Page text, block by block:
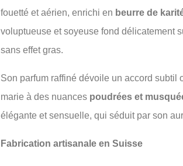
fouetté et aérien, enrichi en beurre de
voluptueuse et soyeuse fond délicatement
sans effet gras.
Son parfum raffiné dévoile un accord subtil
marie à des nuances poudrées et
élégante et sensuelle, qui séduit par son
Fabrication artisanale en Suisse